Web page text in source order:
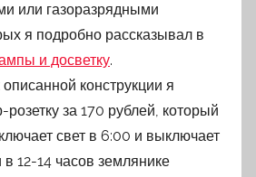
или газоразрядными
я подробно рассказывал в
и досветку.
конструкции я
за 170 рублей, который
свет в 6:00 и выключает
в 12-14 часов землянике